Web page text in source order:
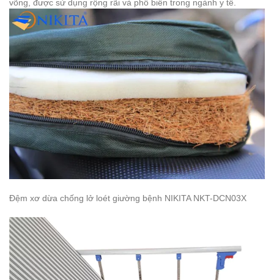
võng, được sử dụng rộng rãi và phổ biến trong ngành y tế.
Đệm xơ dừa chống lở loét giường bệnh NIKITA NKT-DCN03X